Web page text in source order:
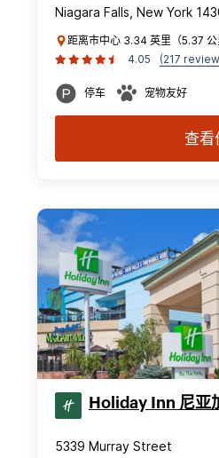
Niagara Falls, New York
距离市中心 3.34 英里（5.37
4.05
(217
停车 宠物友好
查看
Holiday Inn 尼亚
5339 Murray Street